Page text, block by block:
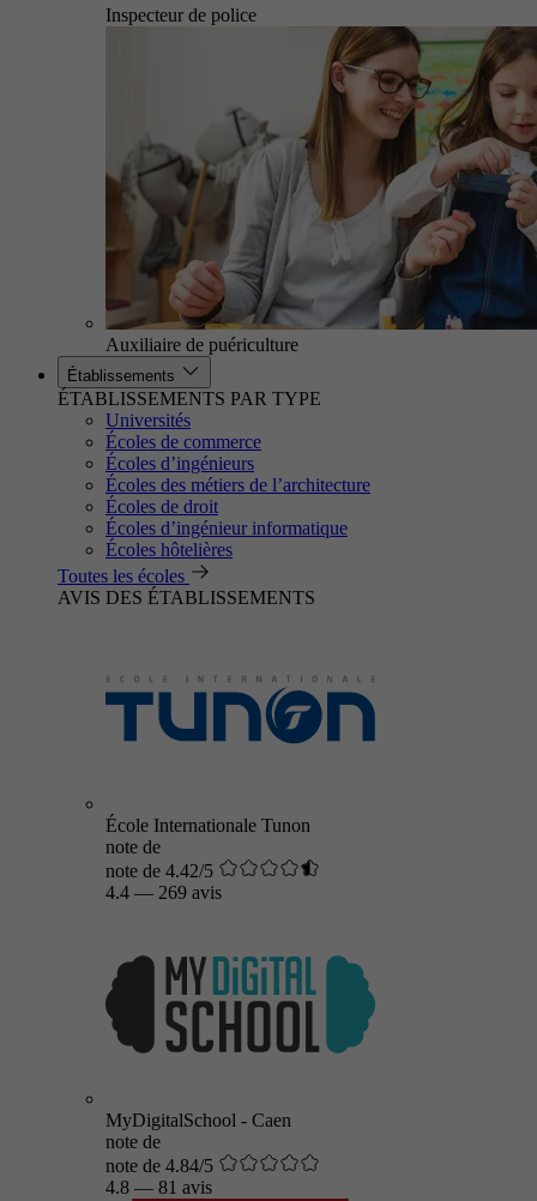
Inspecteur de police
Auxiliaire de puériculture
Établissements
ÉTABLISSEMENTS PAR TYPE
Universités
Écoles de commerce
Écoles d’ingénieurs
Écoles des métiers de l’architecture
Écoles de droit
Écoles d’ingénieur informatique
Écoles hôtelières
Toutes les écoles
AVIS DES ÉTABLISSEMENTS
École Internationale Tunon
note de
note de 4.42/5
4.4 — 269 avis
MyDigitalSchool - Caen
note de
note de 4.84/5
4.8 — 81 avis